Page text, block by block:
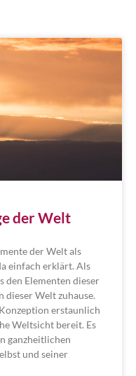
der Welt
der Welt als
einfach erklärt. Als
den Elementen dieser
dieser Welt zuhause.
erstaunlich
Weltsicht bereit. Es
ganzheitlichen
und seiner